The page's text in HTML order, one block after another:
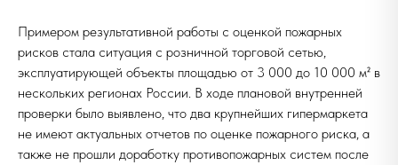
Примером результативной работы с оценкой пожарных
рисков стала ситуация с розничной торговой сетью,
эксплуатирующей объекты площадью от 3 000 до 10 000 м² в
нескольких регионах России. В ходе плановой внутренней
проверки было выявлено, что два крупнейших гипермаркета
не имеют актуальных отчетов по оценке пожарного риска, а
также не прошли доработку противопожарных систем после